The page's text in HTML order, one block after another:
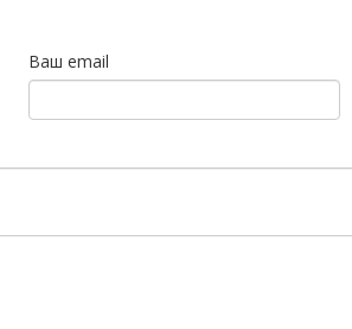
Ваш email